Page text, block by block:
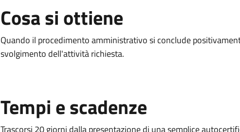
Cosa si ottiene
Quando il procedimento amministrativo si conclude
svolgimento dell'attività richiesta.
Tempi e scadenze
Trascorsi 20 giorni dalla presentazione di una semplice